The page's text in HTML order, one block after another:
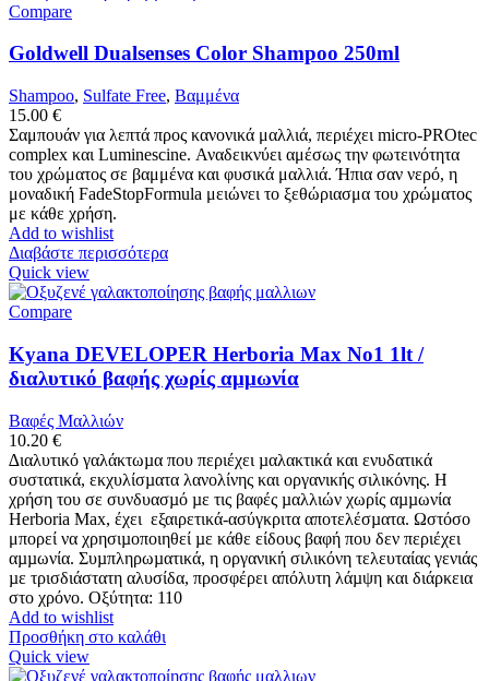
Compare
Goldwell Dualsenses Color Shampoo 250ml
Shampoo, Sulfate Free, Βαμμένα
15.00 €
Σαμπουάν για λεπτά προς κανονικά μαλλιά, περιέχει micro-PROtec
complex και Luminescine. Αναδεικνύει αμέσως την φωτεινότητα
του χρώματος σε βαμμένα και φυσικά μαλλιά. Ήπια σαν νερό, η
μοναδική FadeStopFormula μειώνει το ξεθώριασμα του χρώματος
με κάθε χρήση.
Add to wishlist
Διαβάστε περισσότερα
Quick view
Compare
Kyana DEVELOPER Herboria Max No1 1lt /
διαλυτικό βαφής χωρίς αμμωνία
Βαφές Μαλλιών
10.20 €
∆ιαλυτικό γαλάκτωµα που περιέχει µαλακτικά και ενυδατικά
συστατικά, εκχυλίσµατα λανολίνης και οργανικής σιλικόνης. Η
χρήση του σε συνδυασµό µε τις βαφές µαλλιών χωρίς αµµωνία
Herboria Max, έχει εξαιρετικά-ασύγκριτα αποτελέσµατα. Ωστόσο
μπορεί να χρησιµοποιηθεί µε κάθε είδους βαφή που δεν περιέχει
αµµωνία. Συµπληρωµατικά, η οργανική σιλικόνη τελευταίας γενιάς
µε τρισδιάστατη αλυσίδα, προσφέρει απόλυτη λάµψη και διάρκεια
στο χρόνο. Οξύτητα: 110
Add to wishlist
Προσθήκη στο καλάθι
Quick view